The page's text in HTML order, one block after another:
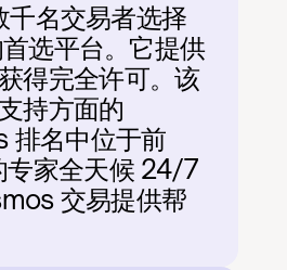
千名交易者选择
选平台。它提供
得完全许可。该
持方面的
排名中位于前
专家全天候 24/7
交易提供帮